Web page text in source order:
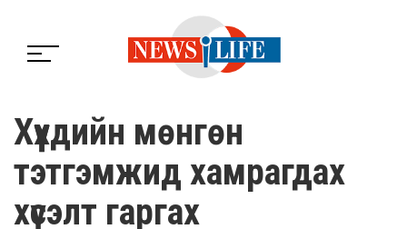
Хүүхдийн мөнгөн
тэтгэмжид хамрагдах
хүсэлт гаргах